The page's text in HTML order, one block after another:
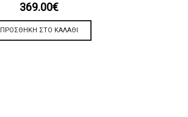
369.00€
ΠΡΟΣΘΉΚΗ ΣΤΟ ΚΑΛΆΘΙ